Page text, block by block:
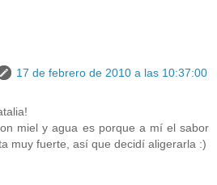
17 de febrero de 2010 a las 10:37:00
miel y agua es porque a mí el sabor
muy fuerte, así que decidí aligerarla :)